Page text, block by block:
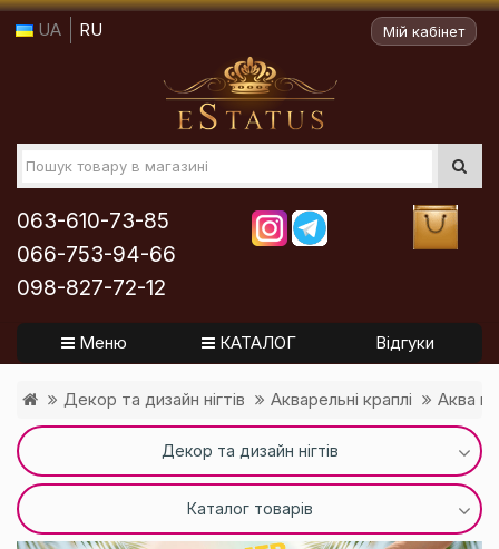
UA RU Мій кабінет
063-610-73-85
066-753-94-66
098-827-72-12
Меню КАТАЛОГ Відгуки
Декор та дизайн нігтів Акварельні краплі Аква
Декор та дизайн нігтів
Каталог товарів